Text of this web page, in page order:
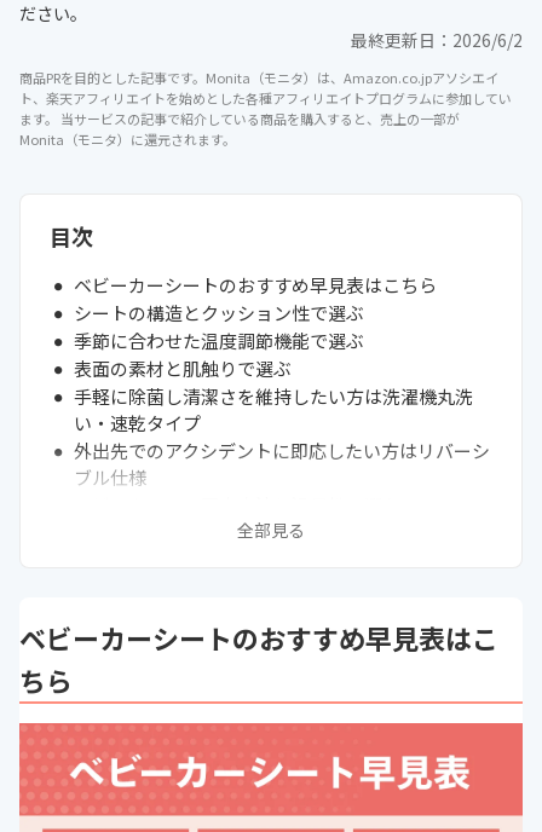
ださい。
最終更新日： 2026/6/2
商品PRを目的とした記事です。Monita（モニタ）は、Amazon.co.jpアソシエイ
ト、楽天アフィリエイトを始めとした各種アフィリエイトプログラムに参加してい
ます。 当サービスの記事で紹介している商品を購入すると、売上の一部が
Monita（モニタ）に還元されます。
目次
ベビーカーシートのおすすめ早見表はこちら
シートの構造とクッション性で選ぶ
季節に合わせた温度調節機能で選ぶ
表面の素材と肌触りで選ぶ
手軽に除菌し清潔さを維持したい方は洗濯機丸洗
い・速乾タイプ
外出先でのアクシデントに即応したい方はリバーシ
ブル仕様
頻繁に畳む方は折りたたみ干渉なしタイプを選ぼう
全部見る
ベビーカーシートのおすすめ早見表はこ
ちら